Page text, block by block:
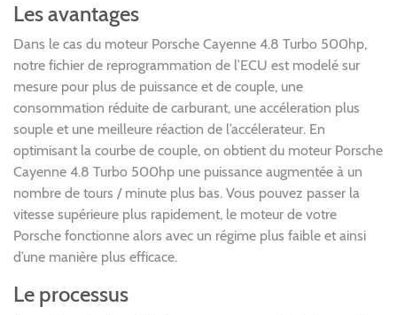
Les avantages
Dans le cas du moteur Porsche Cayenne 4.8 Turbo 500hp,
notre fichier de reprogrammation de l’ECU est modelé sur
mesure pour plus de puissance et de couple, une
consommation réduite de carburant, une accéleration plus
souple et une meilleure réaction de l’accélerateur. En
optimisant la courbe de couple, on obtient du moteur Porsche
Cayenne 4.8 Turbo 500hp une puissance augmentée à un
nombre de tours / minute plus bas. Vous pouvez passer la
vitesse supérieure plus rapidement, le moteur de votre
Porsche fonctionne alors avec un régime plus faible et ainsi
d’une manière plus efficace.
Le processus